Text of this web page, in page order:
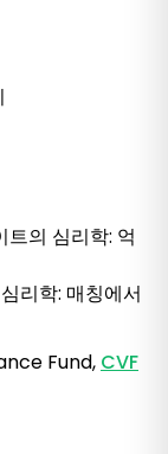
의 심리학: 억
리학: 매칭에서
Fund, CVF